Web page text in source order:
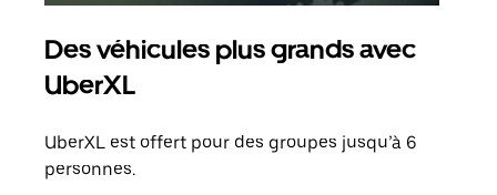
Des véhicules plus grands avec
UberXL
UberXL est offert pour des groupes jusqu’à 6
personnes.